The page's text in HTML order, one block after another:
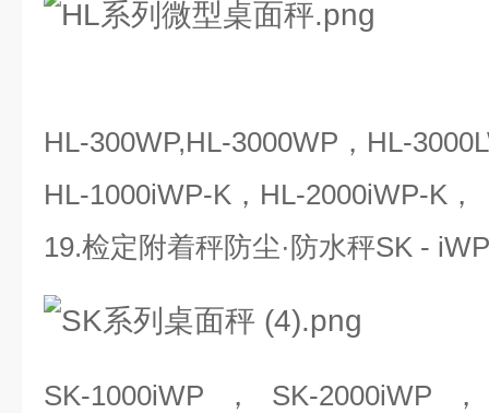
HL-300WP,HL-3000WP，HL-
HL-1000iWP-K，HL-2000iWP-K，
19.检定附着秤防尘·防水秤SK -
SK-1000iWP，SK-2000iWP